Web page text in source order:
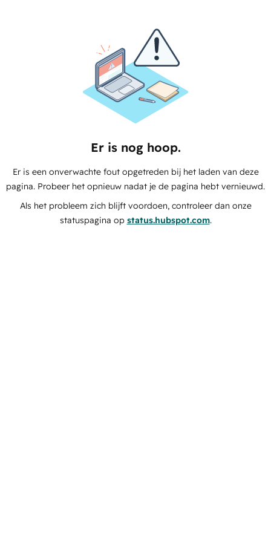
Er is nog hoop.
Er is een onverwachte fout opgetreden bij het laden van deze
pagina. Probeer het opnieuw nadat je de pagina hebt vernieuwd.
Als het probleem zich blijft voordoen, controleer dan onze
statuspagina op status.hubspot.com.